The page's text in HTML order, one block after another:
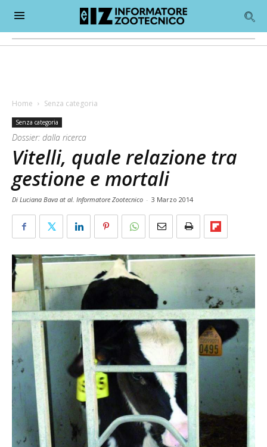
Home Senza categoria
Senza categoria
Dossier: dalla ricerca
Vitelli, quale relazione tra
gestione e mortali
Di Luciana Bava at al. Informatore Zootecnico - 3 Marzo 2014